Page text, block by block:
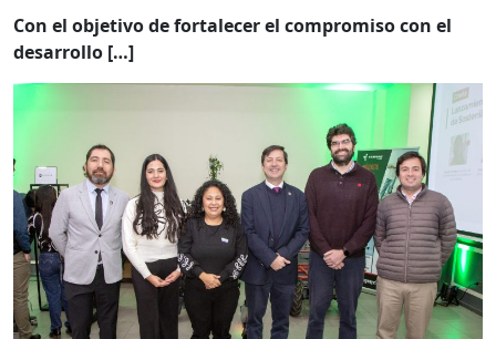
Con el objetivo de fortalecer el compromiso con el
desarrollo […]